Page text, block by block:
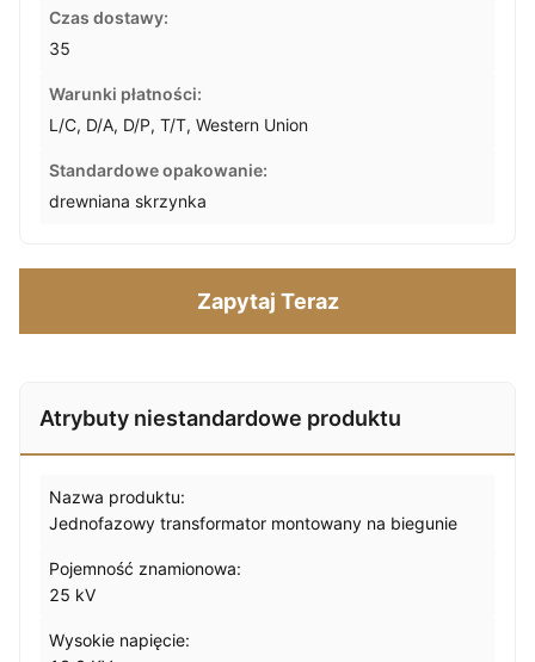
Czas dostawy:
35
Warunki płatności:
L/C, D/A, D/P, T/T, Western Union
Standardowe opakowanie:
drewniana skrzynka
Zapytaj Teraz
Atrybuty niestandardowe produktu
Nazwa produktu:
Jednofazowy transformator montowany na biegunie
Pojemność znamionowa:
25 kV
Wysokie napięcie: